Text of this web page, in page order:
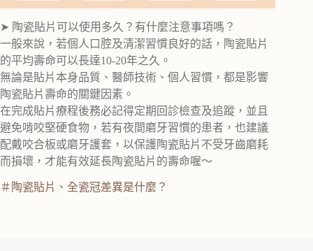
➤ 陶瓷貼片可以使用多久？有什麼注意事項嗎？
一般來說，若個人口腔及清潔習慣良好的話，陶瓷貼片
的平均壽命可以長達10-20年之久。
無論是貼片本身品質、醫師技術、個人習慣，都是影響
陶瓷貼片壽命的關鍵因素。
在完成貼片療程後務必記得定期回診檢查及追蹤，並且
避免啃咬堅硬食物，若有夜間磨牙習慣的患者，也建議
配戴咬合板或磨牙護套，以保護陶瓷貼片不受牙齒磨耗
而損壞，才能有效延長陶瓷貼片的壽命喔～
＃陶瓷貼片、全瓷冠差異是什麼？